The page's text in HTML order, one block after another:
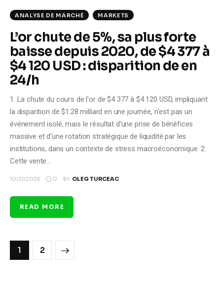
ANALYSE DE MARCHÉ MARKETS
L’or chute de 5%, sa plus forte
baisse depuis 2020, de $4 377 à
$4 120 USD : disparition de en
24/h
1. La chute du cours de l'or de $4 377 à $4 120 USD, impliquant
la disparition de $1.28 milliard en une journée, n'est pas un
événement isolé, mais le résultat d'une prise de bénéfices
massive et d'une rotation stratégique de liquidité par les
institutions, dans un contexte de stress macroéconomique. 2.
Cette vente…
10/21/2025 0 BY OLEG TURCEAC
READ MORE
1 2
>